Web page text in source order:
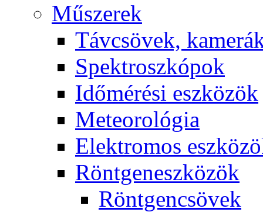
Mű­sze­rek
Táv­csö­vek,
Spekt­rosz­kó­pok
Idő­mé­ré­si esz­kö­zök
Me­te­o­ro­ló­gia
Elekt­ro­mos
Rönt­gen­esz­kö­zök
Rönt­gen­csö­vek